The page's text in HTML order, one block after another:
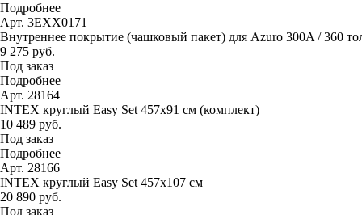
Подробнее
Арт. 3EXX0171
Внутреннее покрытие (чашковый пакет) для Azuro 300A / 360
9 275 руб.
Под заказ
Подробнее
Арт. 28164
INTEX круглый Easy Set 457х91 см (комплект)
10 489 руб.
Под заказ
Подробнее
Арт. 28166
INTEX круглый Easy Set 457х107 см
20 890 руб.
Под заказ